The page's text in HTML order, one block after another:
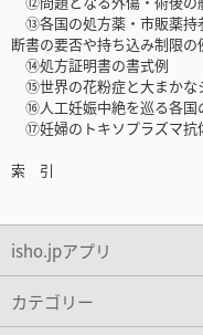
⑬各国の処方薬・市販薬持
断書の要否や持ち込み制限の
⑭処方証明書の書式例
⑮世界の花粉症と大まかな
⑯人工妊娠中絶を巡る各国
⑰妊婦のトキソプラズマ抗
索 引
isho.jpアプリ
カテゴリー